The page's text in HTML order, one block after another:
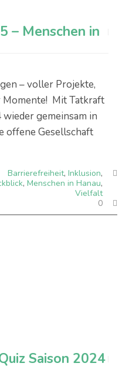
– Menschen in
– voller Projekte,
Momente! Mit Tatkraft
gemeinsam in
offene Gesellschaft
Barrierefreiheit, Inklusion,
, Menschen in Hanau,
Vielfalt
0
Saison 2024